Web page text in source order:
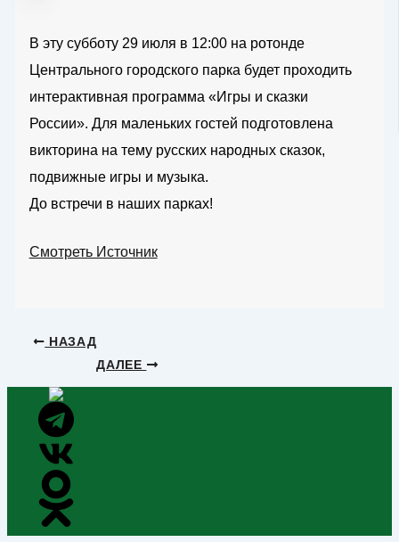
В эту субботу 29 июля в 12:00 на ротонде
Центрального городского парка будет проходить
интерактивная программа «Игры и сказки
России». Для маленьких гостей подготовлена
викторина на тему русских народных сказок,
подвижные игры и музыка.
До встречи в наших парках!
Смотреть Источник
НАЗАД
ДАЛЕЕ